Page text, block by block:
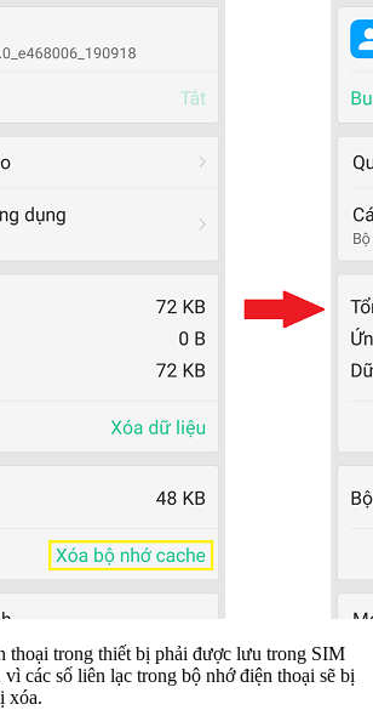
thoại trong thiết bị phải được lưu trong SIM
các số liên lạc trong bộ nhớ điện thoại sẽ bị
xóa.